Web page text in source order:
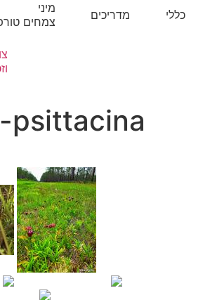
כללי מדריכים
מיני
צמחים